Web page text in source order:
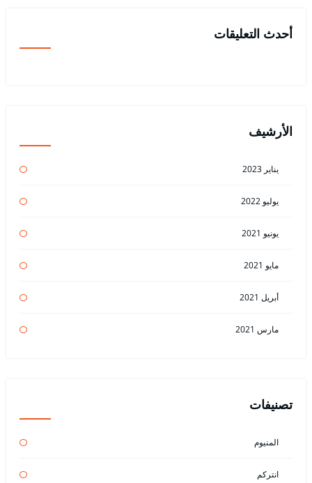
أحدث التعليقات
الأرشيف
يناير 2023
يوليو 2022
يونيو 2021
مايو 2021
أبريل 2021
مارس 2021
تصنيفات
المنيوم
انتركم